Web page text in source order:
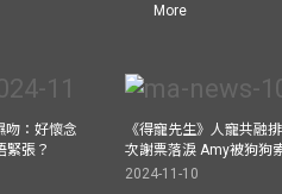
More
吻：好懷念
緊張？
《得寵先生》人寵共融
次謝票落淚 Amy被狗狗
2024-11-10